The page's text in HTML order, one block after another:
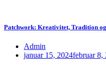
Patchwork: Kreativitet, Tradition
Admin
januar 15, 2024februar 8,